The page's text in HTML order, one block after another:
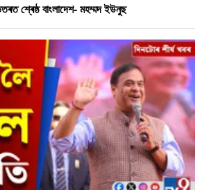
শ্ৰেষ্ঠ বাংলাদেশ- মহম্মদ ইউনুছ